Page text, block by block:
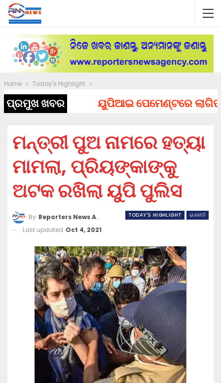
Home Today's Highlight
ପ୍ରମୁଖ ଖବର ୟୁପିଆଇ ପେମେଣ୍ଟରେ ଲାଗିପାରେ
ମନ୍ତ୍ରୀ ପୁଅ ନାମରେ ହତ୍ୟା
ମାମଲା, ପ୍ରିୟଙ୍କାଙ୍କୁ
ଅଟକ ରଖିଲା ୟୁପି ପୁଲିସ
TODAY'S HIGHLIGHT ରାଜନୀତି
By Reporters News Agency
Last updated Oct 4, 2021